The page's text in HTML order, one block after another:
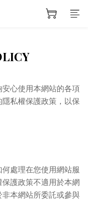
心使用本網站的各項
私權保護政策，以保
處理在您使用網站服
護政策不適用於本網
本網站所委託或參與